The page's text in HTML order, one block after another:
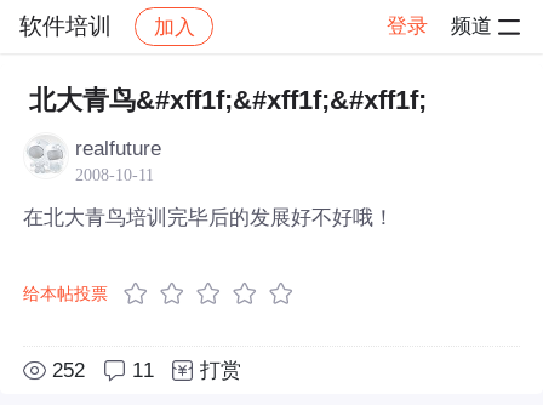
软件培训 加入 登录 频道
社区 软件培训 帖子详情
北大青鸟&#xff1f;&#xff1f;&#xff1f;
realfuture
2008-10-11
在北大青鸟培训完毕后的发展好不好哦！
给本帖投票
252 11 打赏